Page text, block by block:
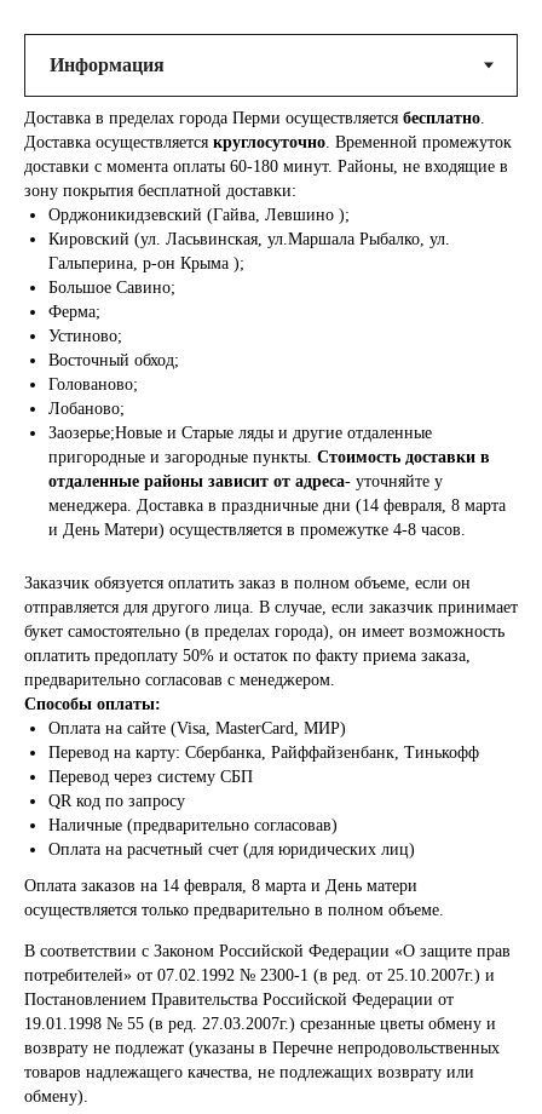
Доставка в пределах города Перми осуществляется бесплатно
Доставка осуществляется круглосуточно . Временной промежуток
доставки с момента оплаты 60-180 минут. Районы, не входящие в
зону покрытия бесплатной доставки:
Орджоникидзевский (Гайва, Левшино );
Кировский (ул. Ласьвинская, ул.Маршала Рыбалко, ул.
Гальперина, р-он Крыма );
Большое Савино;
Ферма;
Устиново;
Восточный обход;
Голованово;
Лобаново;
Заозерье;Новые и Старые ляды и другие отдаленные
пригородные и загородные пункты. Стоимость доставки в
отдаленные районы зависит от адреса- уточняйте у
менеджера. Доставка в праздничные дни (14 февраля, 8 марта
и День Матери) осуществляется в промежутке 4-8 часов.
Заказчик обязуется оплатить заказ в полном объеме, если он
отправляется для другого лица. В случае, если заказчик принимает
букет самостоятельно (в пределах города), он имеет возможность
оплатить предоплату 50% и остаток по факту приема заказа,
предварительно согласовав с менеджером.
Способы оплаты:
Оплата на сайте (Visa, MasterCard, МИР)
Перевод на карту: Сбербанка, Райффайзенбанк, Тинькофф
Перевод через систему СБП
QR код по запросу
Наличные (предварительно согласовав)
Оплата на расчетный счет (для юридических лиц)
Оплата заказов на 14 февраля, 8 марта и День матери
осуществляется только предварительно в полном объеме.
В соответствии с Законом Российской Федерации «О защите прав
потребителей» от 07.02.1992 № 2300-1 (в ред. от 25.10.2007г.) и
Постановлением Правительства Российской Федерации от
19.01.1998 № 55 (в ред. 27.03.2007г.) срезанные цветы обмену и
возврату не подлежат (указаны в Перечне непродовольственных
товаров надлежащего качества, не подлежащих возврату или
обмену).